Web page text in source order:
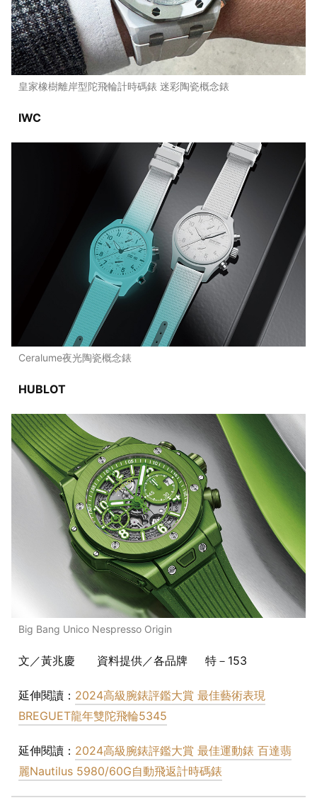
皇家橡樹離岸型陀飛輪計時碼錶 迷彩陶瓷概念錶
IWC
Ceralume夜光陶瓷概念錶
HUBLOT
Big Bang Unico Nespresso Origin
文／黃兆慶 資料提供／各品牌 特－153
延伸閱讀： 2024高級腕錶評鑑大賞 最佳藝術表現
BREGUET龍年雙陀飛輪5345
延伸閱讀： 2024高級腕錶評鑑大賞 最佳運動錶 百達翡
麗Nautilus 5980/60G自動飛返計時碼錶